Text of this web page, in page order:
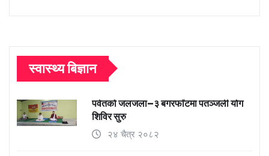
स्वास्थ्य बिज्ञान
पर्वतको जलजला–३ बगरफाँटमा पतञ्जली योग
शिविर सुरु
२४ चैत्र २०८२